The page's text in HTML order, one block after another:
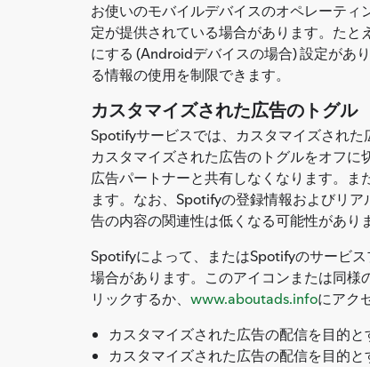
お使いのモバイルデバイスのオペレーテ
定が提供されている場合があります。た
にする (Androidデバイスの場合) 設定があ
る情報の使用を制限できます。
カスタマイズされた広告のトグル
Spotifyサービスでは、カスタマイズされ
カスタマイズされた広告のトグルをオフ
広告パートナーと共有しなくなります。
ます。なお、Spotifyの登録情報およびリ
告の内容の関連性は低くなる可能性があり
Spotifyによって、またはSpotifyのサービ
場合があります。このアイコンまたは同
リックするか、 www.aboutads.infoにアク
カスタマイズされた広告の配信を目的
カスタマイズされた広告の配信を目的